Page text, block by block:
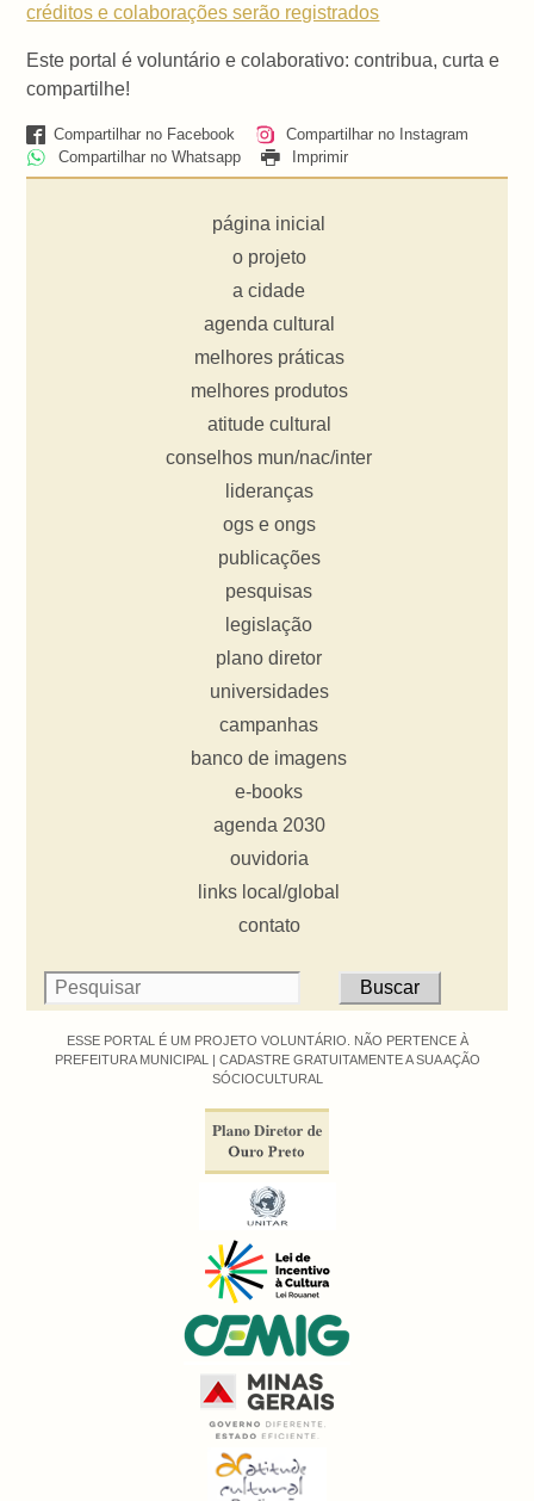
créditos e colaborações serão registrados
Este portal é voluntário e colaborativo: contribua, curta e
compartilhe!
Compartilhar no Facebook
Compartilhar no Instagram
Compartilhar no Whatsapp
Imprimir
página inicial
o projeto
a cidade
agenda cultural
melhores práticas
melhores produtos
atitude cultural
conselhos mun/nac/inter
lideranças
ogs e ongs
publicações
pesquisas
legislação
plano diretor
universidades
campanhas
banco de imagens
e-books
agenda 2030
ouvidoria
links local/global
contato
ESSE PORTAL É UM PROJETO VOLUNTÁRIO. NÃO PERTENCE À
PREFEITURA MUNICIPAL | CADASTRE GRATUITAMENTE A SUA AÇÃO
SÓCIOCULTURAL